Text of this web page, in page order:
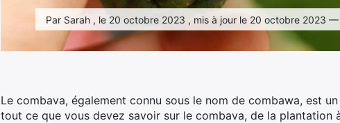
Par Sarah , le 20 octobre 2023 , mis à jour le 20 octobre 2023
Le combava, également connu sous le nom de combawa, est
tout ce que vous devez savoir sur le combava, de la